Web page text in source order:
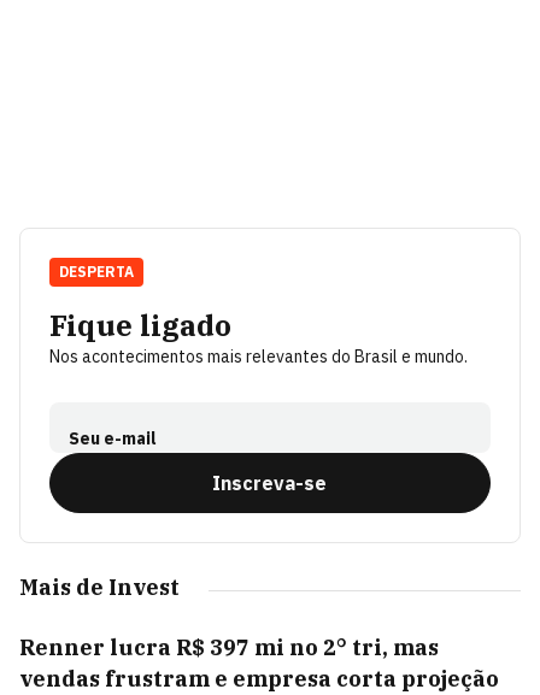
Fique ligado
Nos acontecimentos mais relevantes do Brasil e mundo.
Seu e-mail
Inscreva-se
DESPERTA
Mais de Invest
Renner lucra R$ 397 mi no 2° tri, mas
vendas frustram e empresa corta projeção